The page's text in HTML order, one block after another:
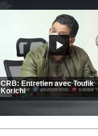
CRB: Entretien avec Toufik
Korichi